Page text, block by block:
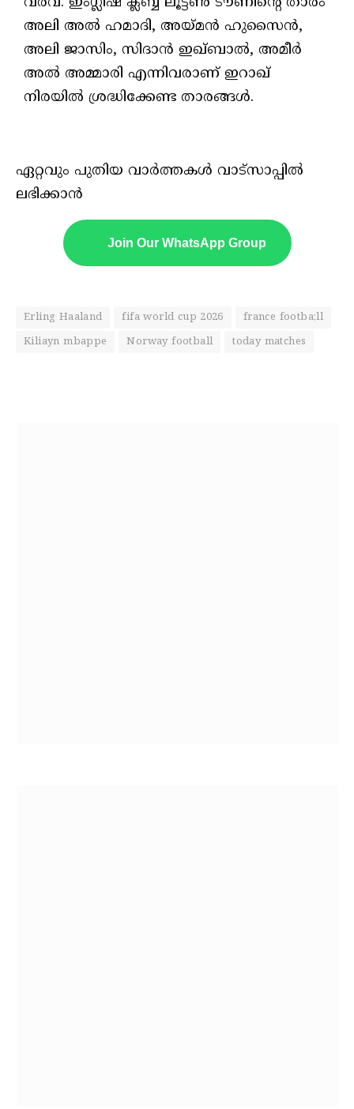
അലി അൽ ഹമാദി, അയ്മൻ ഹുസൈൻ,
അലി ജാസിം, സിദാൻ ഇഖ്ബാൽ, അമീർ
അൽ അമ്മാരി എന്നിവരാണ് ഇറാഖ്
നിരയിൽ ശ്രദ്ധിക്കേണ്ട താരങ്ങൾ.
ഏറ്റവും പുതിയ വാർത്തകൾ വാട്സാപ്പിൽ
ലഭിക്കാൻ
Join Our WhatsApp Group
Erling Haaland fifa world cup 2026
france footba;ll
Kiliayn mbappe
Norway football today matches